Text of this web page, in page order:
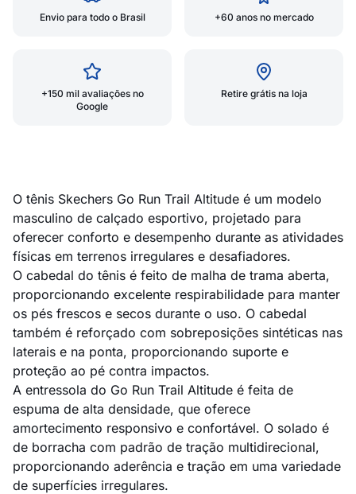
Envio para todo o Brasil +60 anos no mercado
+150 mil avaliações no
Google
Retire grátis na loja
O tênis Skechers Go Run Trail Altitude é um modelo
masculino de calçado esportivo, projetado para
oferecer conforto e desempenho durante as atividades
físicas em terrenos irregulares e desafiadores.
O cabedal do tênis é feito de malha de trama aberta,
proporcionando excelente respirabilidade para manter
os pés frescos e secos durante o uso. O cabedal
também é reforçado com sobreposições sintéticas nas
laterais e na ponta, proporcionando suporte e
proteção ao pé contra impactos.
A entressola do Go Run Trail Altitude é feita de
espuma de alta densidade, que oferece
amortecimento responsivo e confortável. O solado é
de borracha com padrão de tração multidirecional,
proporcionando aderência e tração em uma variedade
de superfícies irregulares.